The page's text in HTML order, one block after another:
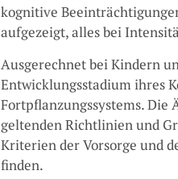
kognitive
aufgezeigt, alles bei
Ausgerechnet bei Kindern
Entwicklungsstadium ihres
Fortpflanzungssystems.
geltenden Richtlinien und
Kriterien der Vorsorge und
finden.